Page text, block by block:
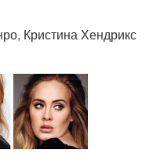
Кристина Хендрикс